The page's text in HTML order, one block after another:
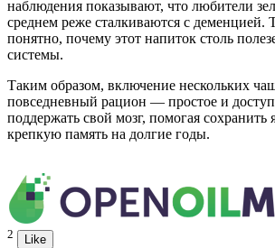
наблюдения показывают, что любители
среднем реже сталкиваются с деменцией.
понятно, почему этот напиток столь
системы.
Таким образом, включение нескольких
повседневный рацион — простое и
поддержать свой мозг, помогая сохранить
крепкую память на долгие годы.
2
Like